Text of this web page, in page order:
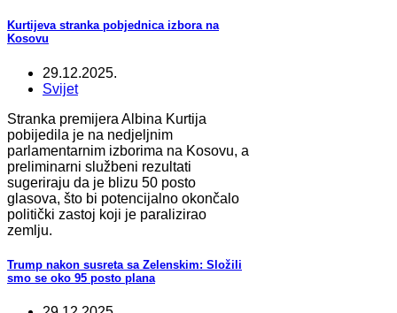
Kurtijeva stranka pobjednica izbora na
Kosovu
29.12.2025.
Svijet
Stranka premijera Albina Kurtija
pobijedila je na nedjeljnim
parlamentarnim izborima na Kosovu, a
preliminarni službeni rezultati
sugeriraju da je blizu 50 posto
glasova, što bi potencijalno okončalo
politički zastoj koji je paralizirao
zemlju.
Trump nakon susreta sa Zelenskim: Složili
smo se oko 95 posto plana